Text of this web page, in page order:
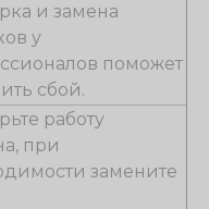
и замена
у
поможет
сбой.
работу
при
замените